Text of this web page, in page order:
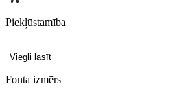
Piekļūstamība
Viegli lasīt
Fonta izmērs